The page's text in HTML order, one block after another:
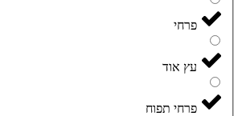
פרחי
עץ אוד
פרחי תפוח